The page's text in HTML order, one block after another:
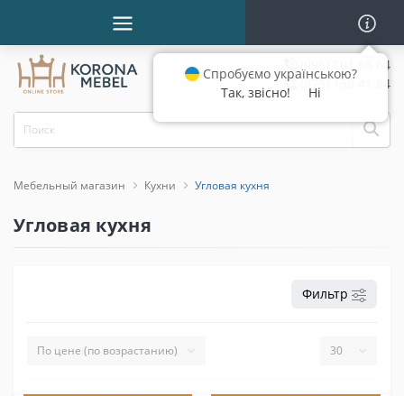
(096) 101 88 64
(073) 158 41 84
Мебельный магазин Кухни Угловая кухня
Угловая кухня
Фильтр
Спробуємо українською?
Так, звісно!
Ні